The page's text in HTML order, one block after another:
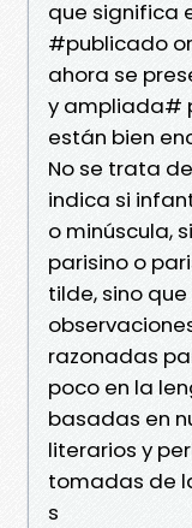
que significa
#publicado
ahora se
y ampliada#
están bien
No se trata
indica si
o minúscula,
parisino o
tilde, sino
razonadas
poco en la
basadas en
literarios y
tomadas de
s